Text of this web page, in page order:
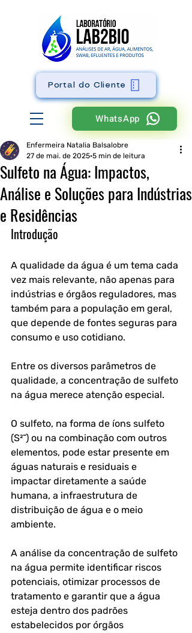
WhatsApp
Portal do Cliente
Sulfeto na Água: Impactos,
Análise e Soluções para Indústrias
e Residências
Enfermeira Natalia Balsalobre
27 de mai. de 2025 5 min de leitura
Introdução
A qualidade da água é um tema cada
vez mais relevante, não apenas para
indústrias e órgãos reguladores, mas
também para a população em geral,
que depende de fontes seguras para
consumo e uso cotidiano.
Entre os diversos parâmetros de
qualidade, a concentração de sulfeto
na água merece atenção especial.
O sulfeto, na forma de íons sulfeto
(S²⁻) ou na combinação com outros
elementos, pode estar presente em
águas naturais e residuais e
impactar diretamente a saúde
humana, a infraestrutura de
distribuição de água e o meio
ambiente.
A análise da concentração de sulfeto
na água permite identificar riscos
potenciais, otimizar processos de
tratamento e garantir que a água
esteja dentro dos padrões
estabelecidos por órgãos